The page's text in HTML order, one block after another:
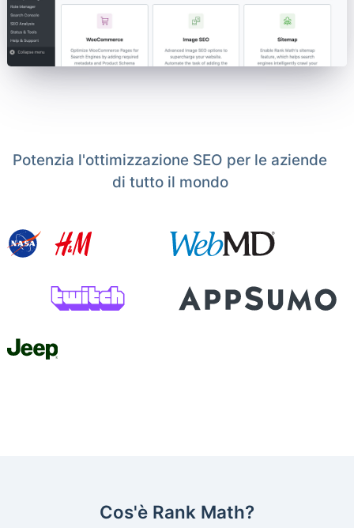
Potenzia l'ottimizzazione SEO per le aziende
di tutto il mondo
Cos'è Rank Math?